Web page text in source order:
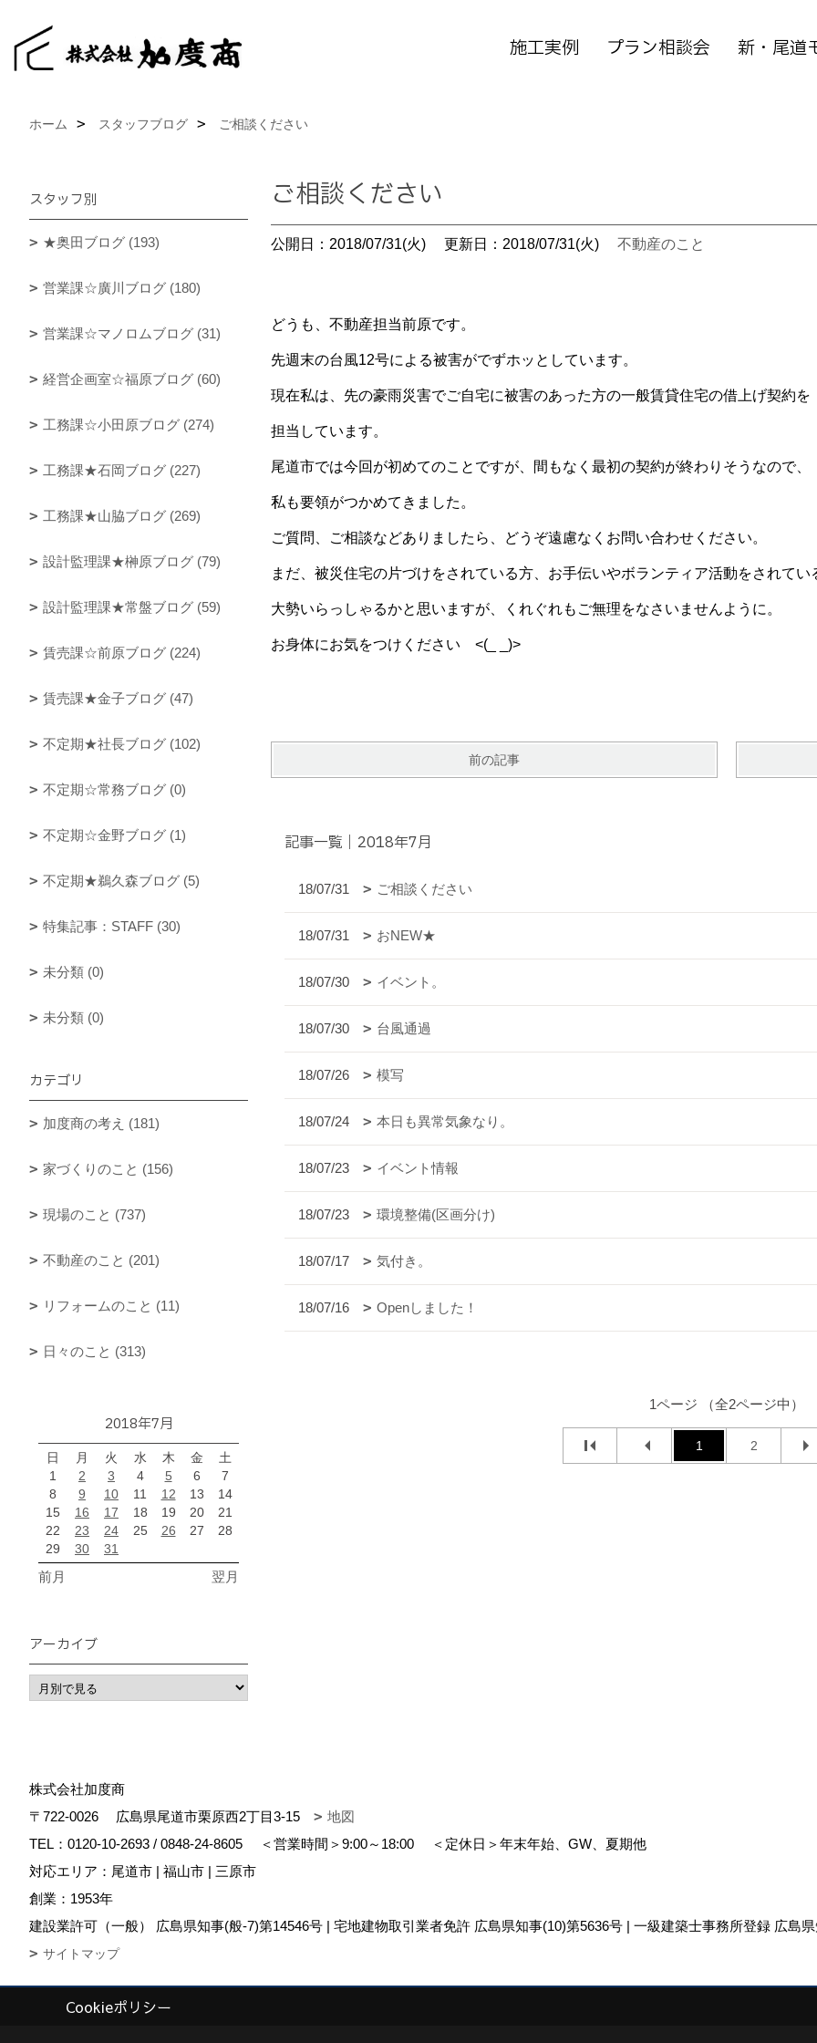
施工実例 プラン相談会 新・尾道
ホーム スタッフブログ ご相談ください
ご相談ください
公開日：2018/07/31(火) 更新日：2018/07/31(火) 不動産のこと
どうも、不動産担当前原です。
先週末の台風12号による被害がでずホッとしています。
現在私は、先の豪雨災害でご自宅に被害のあった方の一般賃貸住宅の借上げ契約を
担当しています。
尾道市では今回が初めてのことですが、間もなく最初の契約が終わりそうなので、
私も要領がつかめてきました。
ご質問、ご相談などありましたら、どうぞ遠慮なくお問い合わせください。
まだ、被災住宅の片づけをされている方、お手伝いやボランティア活動をされてい
大勢いらっしゃるかと思いますが、くれぐれもご無理をなさいませんように。
お身体にお気をつけください <(_ _)>
前の記事
記事一覧｜2018年7月
18/07/31 ご相談ください
18/07/31 おNEW★
18/07/30 イベント。
18/07/30 台風通過
18/07/26 模写
18/07/24 本日も異常気象なり。
18/07/23 イベント情報
18/07/23 環境整備(区画分け)
18/07/17 気付き。
18/07/16 Openしました！
1ページ （全2ページ中）
1 2
スタッフ別
★奥田ブログ (193)
営業課☆廣川ブログ (180)
営業課☆マノロムブログ (31)
経営企画室☆福原ブログ (60)
工務課☆小田原ブログ (274)
工務課★石岡ブログ (227)
工務課★山脇ブログ (269)
設計監理課★榊原ブログ (79)
設計監理課★常盤ブログ (59)
賃売課☆前原ブログ (224)
賃売課★金子ブログ (47)
不定期★社長ブログ (102)
不定期☆常務ブログ (0)
不定期☆金野ブログ (1)
不定期★鵜久森ブログ (5)
特集記事：STAFF (30)
未分類 (0)
未分類 (0)
カテゴリ
加度商の考え (181)
家づくりのこと (156)
現場のこと (737)
不動産のこと (201)
リフォームのこと (11)
日々のこと (313)
2018年7月
日 月 火 水 木 金
土
1
2 3 4 5 6
7
8
9 10 11 12 13
14
15
16 17 18 19 20
21
22
23 24 25 26 27
28
29
30 31
前月 翌月
アーカイブ
株式会社加度商
〒722-0026
広島県尾道市栗原西2丁目3-15
地図
TEL： 0120-10-2693 / 0848-24-8605 ＜営業時間＞9:00～18:00
＜定休日＞年末年始、GW、夏期他
対応エリア：尾道市 | 福山市 | 三原市
創業：1953年
建設業許可（一般） 広島県知事(般-7)第14546号 | 宅地建物取引業者免許 広島県知事(10)第5636号 | 一級建築士事務所登録 広島
サイトマップ
Copyright (c) KADOSHO. All Rights Reserved.
Cookieポリシー